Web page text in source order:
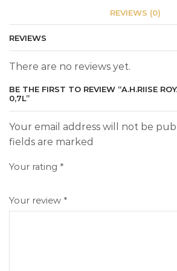
REVIEWS (0)
REVIEWS
There are no reviews yet.
BE THE FIRST TO REVIEW “A.H.RIISE
0,7L”
Your email address will not be
fields are marked
Your rating *
Your review *